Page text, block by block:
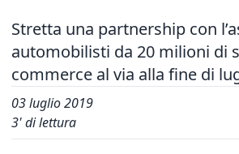
Stretta una partnership con
automobilisti da 20 milioni di
commerce al via alla fine di
03 luglio 2019
3' di lettura